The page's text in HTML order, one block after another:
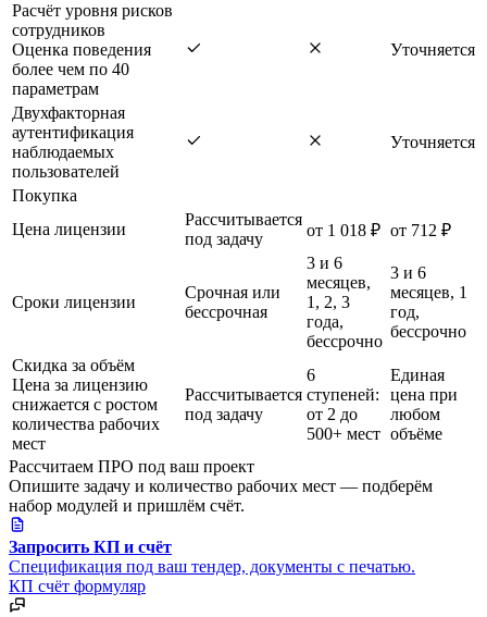
Расчёт уровня рисков
сотрудников
Оценка поведения
более чем по 40
параметрам
Уточняется
Двухфакторная
аутентификация
наблюдаемых
пользователей
Уточняется
Покупка
Цена лицензии
Рассчитывается
под задачу
от 1 018 ₽ от 712 ₽
Сроки лицензии
Срочная или
бессрочная
3 и 6
месяцев,
1, 2, 3
года,
бессрочно
3 и 6
месяцев, 1
год,
бессрочно
Скидка за объём
Цена за лицензию
снижается с ростом
количества рабочих
мест
Рассчитывается
под задачу
6
ступеней:
от 2 до
500+ мест
Единая
цена при
любом
объёме
Рассчитаем ПРО под ваш проект
Опишите задачу и количество рабочих мест — подберём
набор модулей и пришлём счёт.
Запросить КП и счёт
Спецификация под ваш тендер, документы с печатью.
КП счёт формуляр